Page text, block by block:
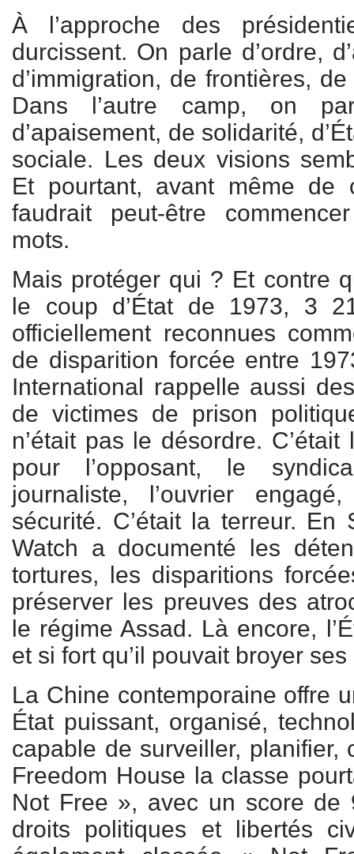
À l’approche des
durcissent. On parle d’ordre,
d’immigration, de frontières,
Dans l’autre camp, on
d’apaisement, de solidarité,
sociale. Les deux visions
Et pourtant, avant même de
faudrait peut-être
mots.
Mais protéger qui ? Et contre
le coup d’État de 1973, 3
officiellement reconnues
de disparition forcée entre
International rappelle aussi
de victimes de prison
n’était pas le désordre. C’était
pour l’opposant, le
journaliste, l’ouvrier
sécurité. C’était la terreur. En
Watch a documenté les
tortures, les disparitions
préserver les preuves des
le régime Assad. Là encore,
et si fort qu’il pouvait broyer
La Chine contemporaine offre
État puissant, organisé,
capable de surveiller, planifier,
Freedom House la classe
Not Free », avec un score de
droits politiques et libertés